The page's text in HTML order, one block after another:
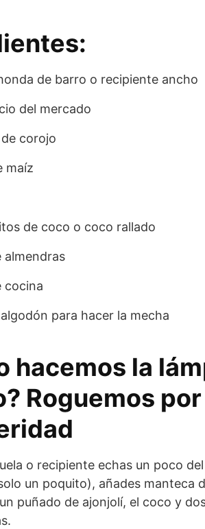
de barro o recipiente ancho
del mercado
corojo
maíz
de coco o coco rallado
almendras
cocina
para hacer la mecha
hacemos la
Roguemos
o recipiente echas un poco
un poquito), añades manteca
puñado de ajonjolí, el coco y